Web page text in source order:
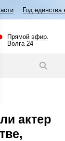
народов России
Прямой эфир.
Волга 24
актер